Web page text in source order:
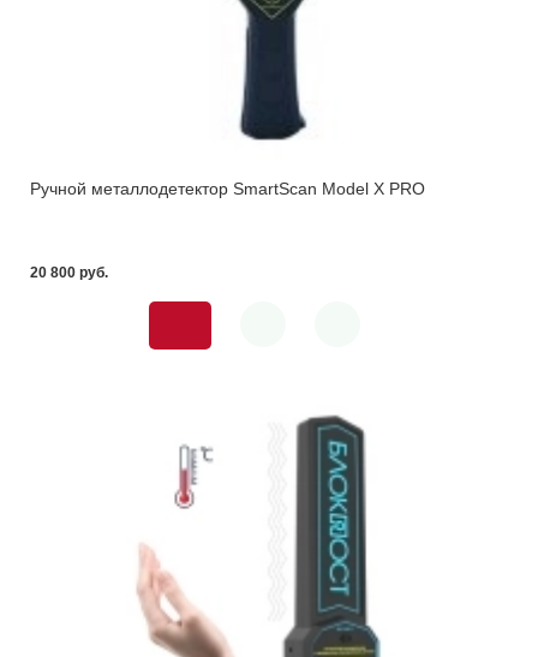
Ручной металлодетектор SmartScan Model X PRO
20 800 pуб.